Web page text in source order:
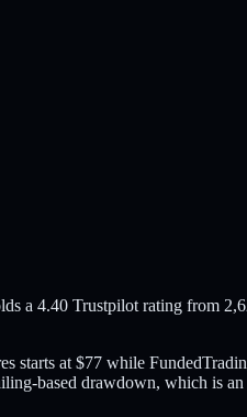
a 4.40 Trustpilot rating from
at $77 while
based drawdown, which is